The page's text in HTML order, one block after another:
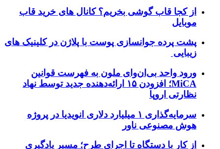
از کجا قاب گوشی بخریم؟ کانال های خرید قاب
موبایل
پشت پرده جوانسازی پوست با پلاژن در کلینیک های
زیبایی
ورود واحد بی‌ان‌وای ملون به فهرست قوانین
MiCA؛ افزودن ۱۵ ارائه‌دهنده جدید توسط نهاد
نظارتی اروپا
سرمایه‌گذاری ۱ میلیارد دلاری انویدیا در پروژه
هوش مصنوعی ناور
از کار با دستگاه تا اجرای طرح؛ مسیر یادگیری